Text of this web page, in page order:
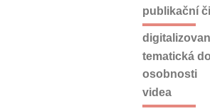
publikační
tematická
osobnosti
videa